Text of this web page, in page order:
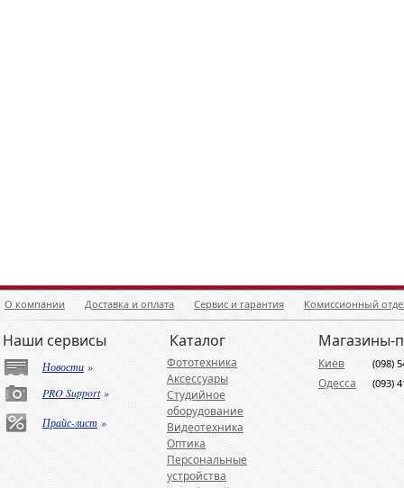
О компании Доставка и оплата Сервис и гарантия Комиссионный
Наши сервисы
Новости»
PRO Support»
Прайс-лист»
Каталог
Фототехника
Аксессуары
Студийное
оборудование
Видеотехника
Оптика
Персональные
устройства
Магазины-
Киев (098)
Одесса (093)